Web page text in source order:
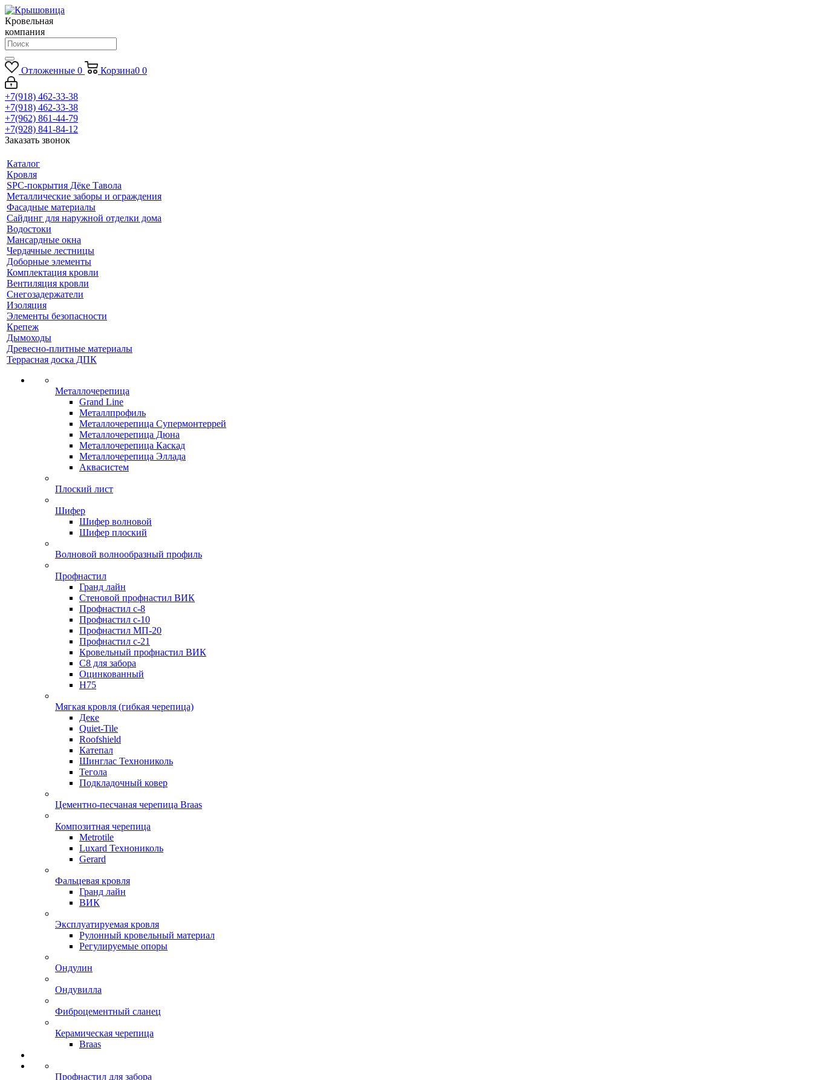
Кровельная
компания
Отложенные 0 Корзина0 0
+7(918) 462-33-38
+7(918) 462-33-38
+7(962) 861-44-79
+7(928) 841-84-12
Заказать звонок
Каталог
Кровля
SPC-покрытия Дёке Тавола
Металлические заборы и ограждения
Фасадные материалы
Сайдинг для наружной отделки дома
Водостоки
Мансардные окна
Чердачные лестницы
Доборные элементы
Комплектация кровли
Вентиляция кровли
Снегозадержатели
Изоляция
Элементы безопасности
Крепеж
Дымоходы
Древесно-плитные материалы
Террасная доска ДПК
Металлочерепица
Grand Line
Металлпрофиль
Металлочерепица Супермонтеррей
Металлочерепица Дюна
Металлочерепица Каскад
Металлочерепица Эллада
Аквасистем
Плоский лист
Шифер
Шифер волновой
Шифер плоский
Волновой волнообразный профиль
Профнастил
Гранд лайн
Стеновой профнастил ВИК
Профнастил с-8
Профнастил с-10
Профнастил МП-20
Профнастил с-21
Кровельный профнастил ВИК
С8 для забора
Оцинкованный
Н75
Мягкая кровля (гибкая черепица)
Деке
Quiet-Tile
Roofshield
Катепал
Шинглас Технониколь
Тегола
Подкладочный ковер
Цементно-песчаная черепица Braas
Композитная черепица
Metrotile
Luxard Технониколь
Gerard
Фальцевая кровля
Гранд лайн
ВИК
Эксплуатируемая кровля
Рулонный кровельный материал
Регулируемые опоры
Ондулин
Ондувилла
Фиброцементный сланец
Керамическая черепица
Braas
Профнастил для забора